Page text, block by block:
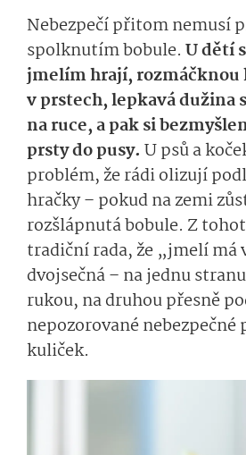
Nebezpečí přitom nemusí
spolknutím bobule. U dětí
jmelím hrají,
v prstech, lepkavá dužina
na ruce, a pak si
prsty do pusy. U psů a
problém, že rádi olizují
hračky – pokud na zemi
rozšlápnutá bobule. Z
tradiční rada, že „jmelí má
dvojsečná – na jednu
rukou, na druhou přesně
nepozorované nebezpečné
kuliček.